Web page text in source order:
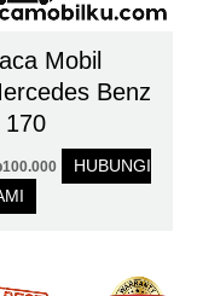
Mobil
Benz
170
100.000
HUBUNGI